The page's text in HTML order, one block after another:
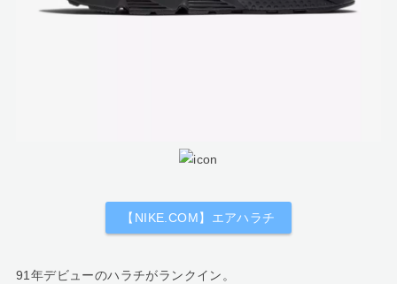
【NIKE.COM】エアハラチ
91年デビューのハラチがランクイン。